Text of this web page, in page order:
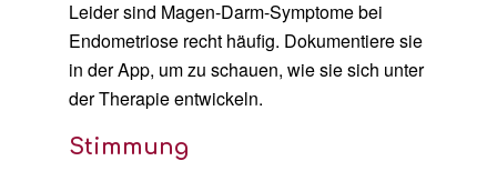
Leider sind Magen-Darm-Symptome bei
Endometriose recht häufig. Dokumentiere sie
in der App, um zu schauen, wie sie sich unter
der Therapie entwickeln.
Stimmung